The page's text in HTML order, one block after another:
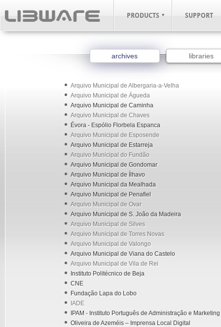
PRODUCTS SUPPORT
archives libraries
Arquivo Municipal de Albergaria-a-Velha
Arquivo Municipal de Águeda
Arquivo Municipal de Caminha
Arquivo Municipal de Chaves
Évora - Espólio Florbela Espanca
Arquivo Municipal de Esposende
Arquivo Municipal de Estarreja
Arquivo Municipal do Fundão
Arquivo Municipal de Gondomar
Arquivo Municipal de Ílhavo
Arquivo Municipal da Mealhada
Arquivo Municipal de Penafiel
Arquivo Municipal de Ovar
Arquivo Municipal de S. João da Madeira
Arquivo Municipal de Silves
Arquivo Municipal de Torres Novas
Arquivo Municipal de Valongo
Arquivo Municipal de Viana do Castelo
Arquivo Municipal de Vila de Rei
Instituto Politécnico de Beja
CNE
Fundação Lapa do Lobo
IADE
IPAM - Instituto Português de Administração e Marketing
Oliveira de Azeméis – Imprensa Local Digital